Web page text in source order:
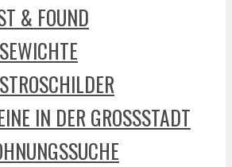
& FOUND
IN DER GROSSSTADT